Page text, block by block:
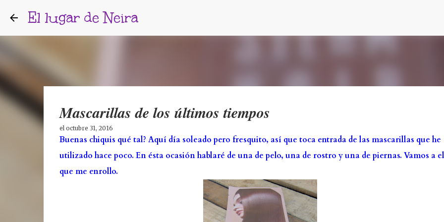
El lugar de Neira
Mascarillas de los últimos tiempos
el octubre 31, 2016
Buenas chiquis qué tal? Aquí día soleado pero fresquito, así que toca entrada de las mascarillas que he
utilizado hace poco. En ésta ocasión hablaré de una de pelo, una de rostro y una de piernas. Vamos a
que me enrollo.